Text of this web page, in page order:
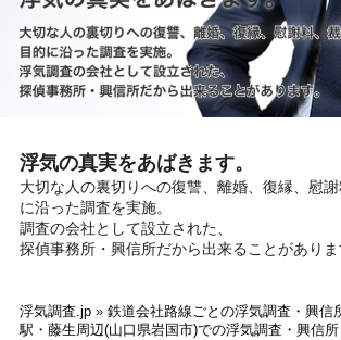
浮気の真実をあばきます。
大切な人の裏切りへの復讐、離婚、復縁、慰
に沿った調査を実施。
調査の会社として設立された、
探偵事務所・興信所だから出来ることがありま
浮気調査.jp » 鉄道会社路線ごとの浮気調査・興信
駅・藤生周辺(山口県岩国市)での浮気調査・興信所